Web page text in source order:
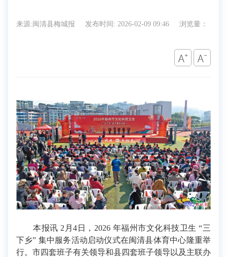
来源:闽清县梅城报 发布时间: 2026-02-09 09:46 浏览量：
本报讯 2月4日，2026 年福州市文化科技卫生 “三
下乡” 集中服务活动启动仪式在闽清县体育中心隆重举
行。市四套班子有关领导和县四套班子领导以及主联办